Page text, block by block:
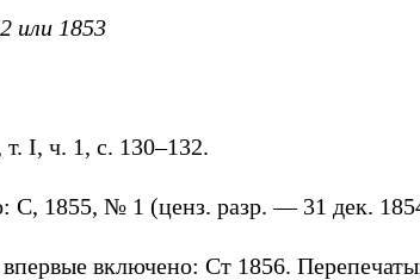
или 1853
I, ч. 1, с. 130–132.
С, 1855, № 1 (ценз. разр. — 31 дек.
включено: Ст 1856.